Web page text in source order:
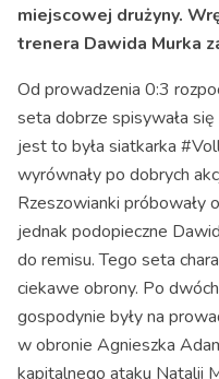
miejscowej drużyny.
trenera Dawida Murka
Od prowadzenia 0:3
seta dobrze spisywała
jest to była siatkarka
wyrównały po dobrych
Rzeszowianki próbowały
jednak podopieczne
do remisu. Tego seta
ciekawe obrony. Po
gospodynie były na
w obronie Agnieszka
kapitalnego ataku Natalii